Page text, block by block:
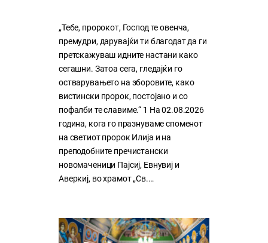
„Тебе, пророкот, Господ те овенча,
премудри, дарувајќи ти благодат да ги
претскажуваш идните настани како
сегашни. Затоа сега, гледајќи го
остварувањето на зборовите, како
вистински пророк, постојано и со
пофалби те славиме.“ 1 На 02.08.2026
година, кога го празнуваме споменот
на светиот пророк Илија и на
преподобните пречистански
новомаченици Пајсиј, Евнувиј и
Аверкиј, во храмот „Св.…